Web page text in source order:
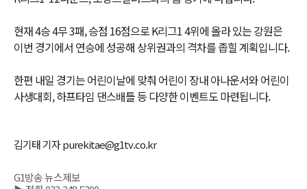
현재 4승 4무 3패, 승점 16점으로 K리그1 4위에 올라 있는 강원은
이번 경기에서 연승에 성공해 상위권과의 격차를 좁힐 계획입니다.
한편 내일 경기는 어린이날에 맞춰 어린이 장내 아나운서와 어린이
사생대회, 하프타임 댄스배틀 등 다양한 이벤트도 마련됩니다.
김기태 기자 purekitae@g1tv.co.kr
G1방송 뉴스제보